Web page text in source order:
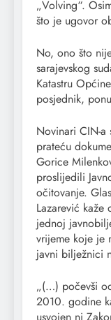
„Volving“.
što je ugovor
No, ono što
sarajevskog
Katastru
posjednik,
Novinari CIN-
prateću
Gorice
proslijedili
očitovanje.
Lazarević
jednoj
vrijeme koje je
javni bilježnici
„(…) počevši
2010. godine
usvojen ni